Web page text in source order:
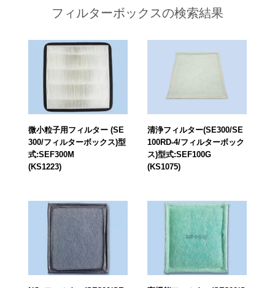
フィルターボックスの検索結果
微小粒子用フィルター (SE
300/フィルターボックス)型
式:SEF300M
(KS1223)
清浄フィルター(SE300/SE
100RD-4/フィルターボック
ス)型式:SEF100G
(KS1075)